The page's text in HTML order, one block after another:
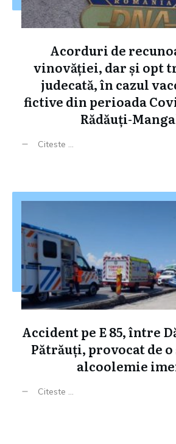
Acorduri de
vinovăției, dar și opt
judecată, în cazul
fictive din perioada
Rădăuți-
Citeste ...
Accident pe E 85, între
Pătrăuți, provocat de
alcoolemie
Citeste ...